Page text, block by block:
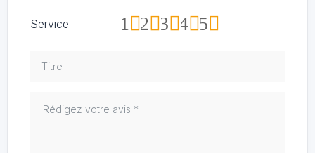
Service 5
4
3
2
1